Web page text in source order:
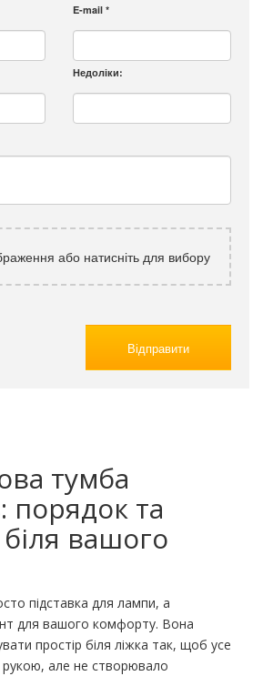
E-mail *
Недоліки:
або натисніть для вибору
Відправити
тумба
порядок та
вашого
підставка для лампи, а
для вашого комфорту. Вона
простір біля ліжка так, щоб усе
рукою, але не створювало